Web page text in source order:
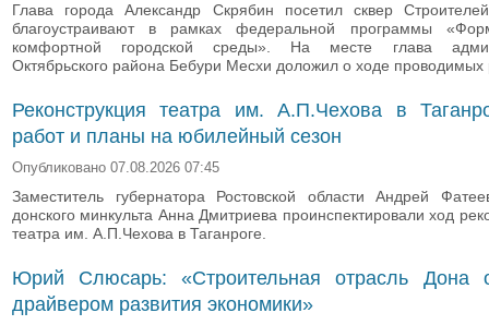
Глава города Александр Скрябин посетил сквер
благоустраивают в рамках федеральной программы
комфортной городской среды». На месте глава
Октябрьского района Бебури Месхи доложил о ходе проводимых
Реконструкция театра им. А.П.Чехова в
работ и планы на юбилейный сезон
Опубликовано 07.08.2026 07:45
Заместитель губернатора Ростовской области Андрей
донского минкульта Анна Дмитриева проинспектировали ход
театра им. А.П.Чехова в Таганроге.
Юрий Слюсарь: «Строительная отрасль Дона
драйвером развития экономики»